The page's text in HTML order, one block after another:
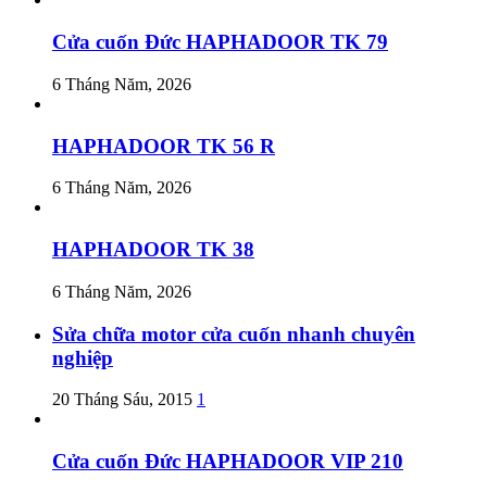
Cửa cuốn Đức HAPHADOOR TK 79
6 Tháng Năm, 2026
HAPHADOOR TK 56 R
6 Tháng Năm, 2026
HAPHADOOR TK 38
6 Tháng Năm, 2026
Sửa chữa motor cửa cuốn nhanh chuyên
nghiệp
20 Tháng Sáu, 2015 1
Cửa cuốn Đức HAPHADOOR VIP 210